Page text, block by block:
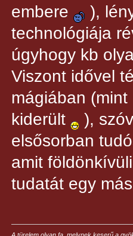
embere
),
technológiája
úgyhogy kb
Viszont idővel
mágiában
kiderült
),
elsősorban
amit
tudatát egy